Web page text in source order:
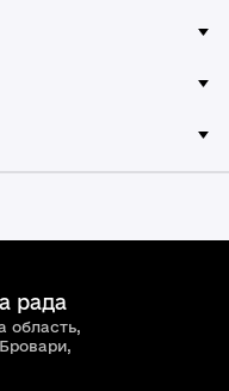
рада
область,